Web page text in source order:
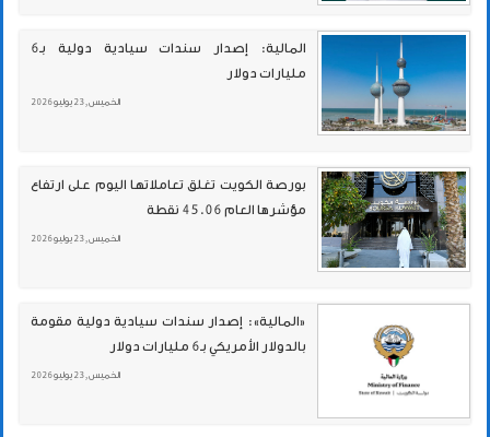
المالية: إصدار سندات سيادية دولية بـ6
مليارات دولار
الخميس , 23 يوليو 2026
بورصة الكويت تغلق تعاملاتها اليوم على ارتفاع
مؤشرها العام 45.06 نقطة
الخميس , 23 يوليو 2026
«المالية»: إصدار سندات سيادية دولية مقومة
بالدولار الأمريكي بـ6 مليارات دولار
الخميس , 23 يوليو 2026